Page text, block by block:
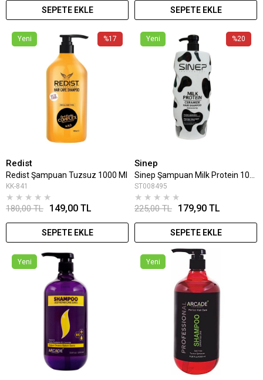
SEPETE EKLE SEPETE EKLE
%17
Yeni
Redist
Redist Şampuan Tuzsuz 1000 Ml
KK-841
★ ★ ★ ★ ★
149,00 TL
180,00 TL
SEPETE EKLE
%20
Yeni
Sinep
ST008495
★ ★ ★ ★ ★
179,90 TL
225,00 TL
SEPETE EKLE
Yeni Yeni